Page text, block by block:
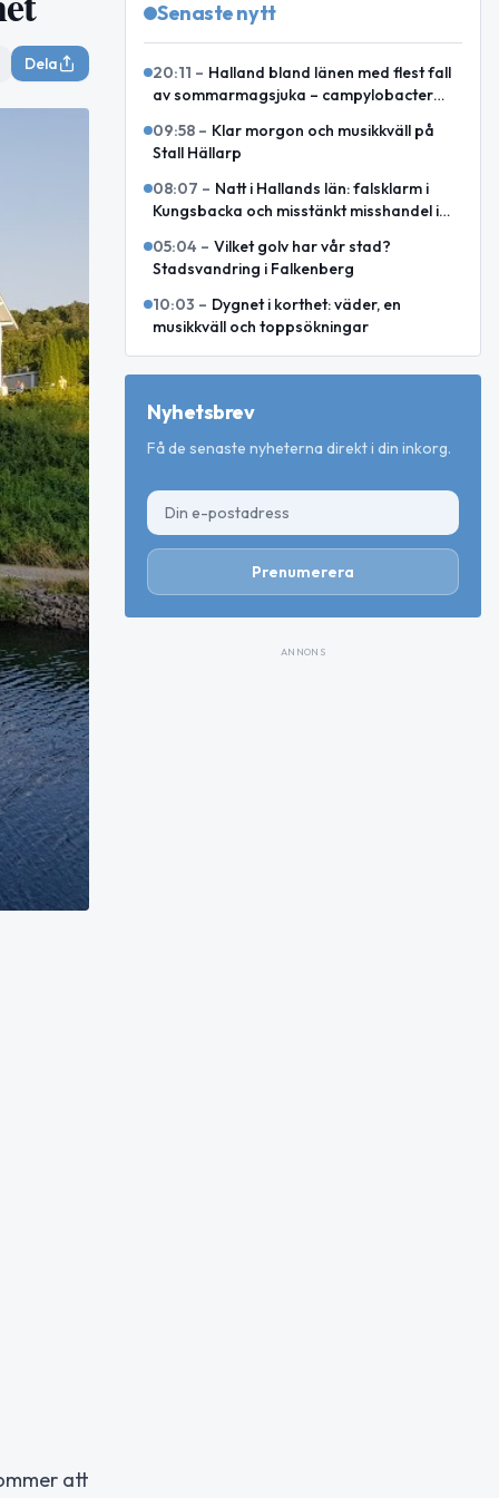
Dela
att
Senaste nytt
20:11 – Halland bland länen med flest fall
av sommarmagsjuka – campylobacter
09:58 – Klar morgon och musikkväll på
Stall Hällarp
08:07 – Natt i Hallands län: falsklarm i
Kungsbacka och misstänkt misshandel i
05:04 – Vilket golv har vår stad?
Stadsvandring i Falkenberg
10:03 – Dygnet i korthet: väder, en
musikkväll och toppsökningar
Nyhetsbrev
Få de senaste nyheterna direkt i din inkorg.
Prenumerera
ANNONS